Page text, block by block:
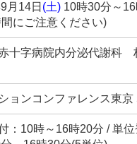
月14日 (土) 10時30分～
にご注意ください)
十字病院内分泌代謝
ョンコンファレンス東京
：10時～16時20分 / 単位